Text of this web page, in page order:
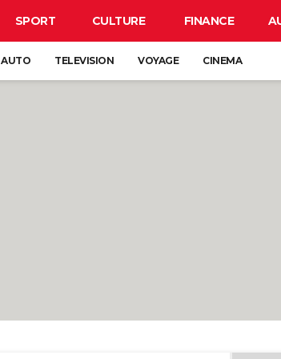
SPORT CULTURE FINANCE
AUTO TELEVISION VOYAGE CINEMA